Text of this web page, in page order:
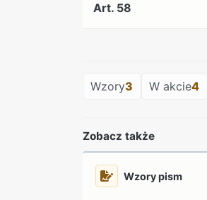
Art. 58
Wzory3 W akcie4
Zobacz także
Wzory pism